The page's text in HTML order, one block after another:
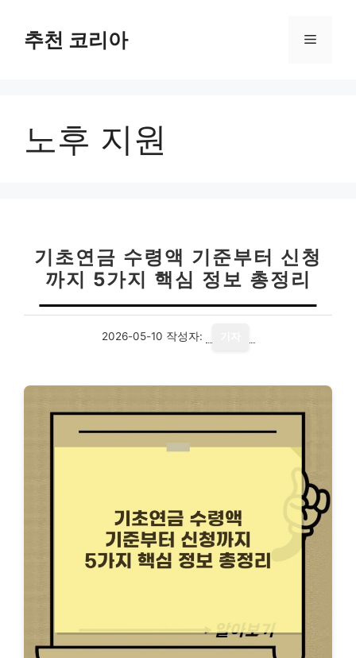
추천 코리아 메
노후 지원
기초연금 수령액 기준부터 신청
까지 5가지 핵심 정보 총정리
2026-05-10 작성자: